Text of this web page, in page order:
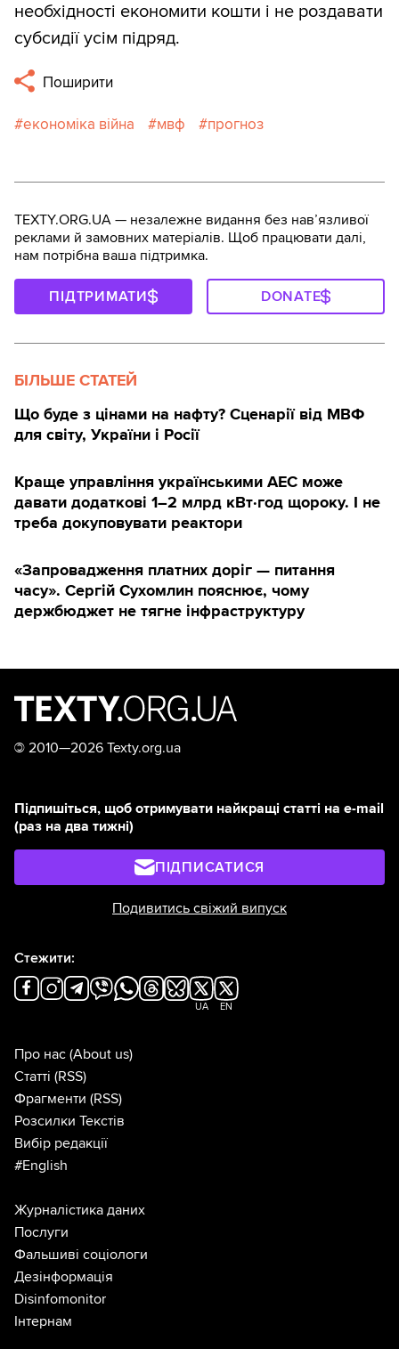
необхідності економити кошти і не роздавати
субсидії усім підряд.
Поширити
економіка війна мвф прогноз
TEXTY.ORG.UA — незалежне видання без навʼязливої
реклами й замовних матеріалів. Щоб працювати далі,
нам потрібна ваша підтримка.
ПІДТРИМАТИ DONATE
БІЛЬШЕ СТАТЕЙ
Що буде з цінами на нафту? Сценарії від МВФ
для світу, України і Росії
Краще управління українськими АЕС може
давати додаткові 1–2 млрд кВт·год щороку. І не
треба докуповувати реактори
«Запровадження платних доріг — питання
часу». Сергій Сухомлин пояснює, чому
держбюджет не тягне інфраструктуру
© 2010—2026 Texty.org.ua
Підпишіться, щоб отримувати найкращі статті на e-mail
(раз на два тижні)
ПІДПИСАТИСЯ
Подивитись свіжий випуск
Стежити:
UA EN
Про нас (About us)
Статті (RSS)
Фрагменти (RSS)
Розсилки Текстів
Вибір редакції
#English
Журналістика даних
Послуги
Фальшиві соціологи
Дезінформація
Disinfomonitor
Інтернам